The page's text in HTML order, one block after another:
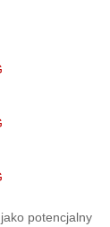
potencjalny